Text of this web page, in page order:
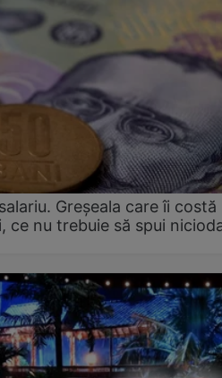
Greșeala care îi costă
ce nu trebuie să spui